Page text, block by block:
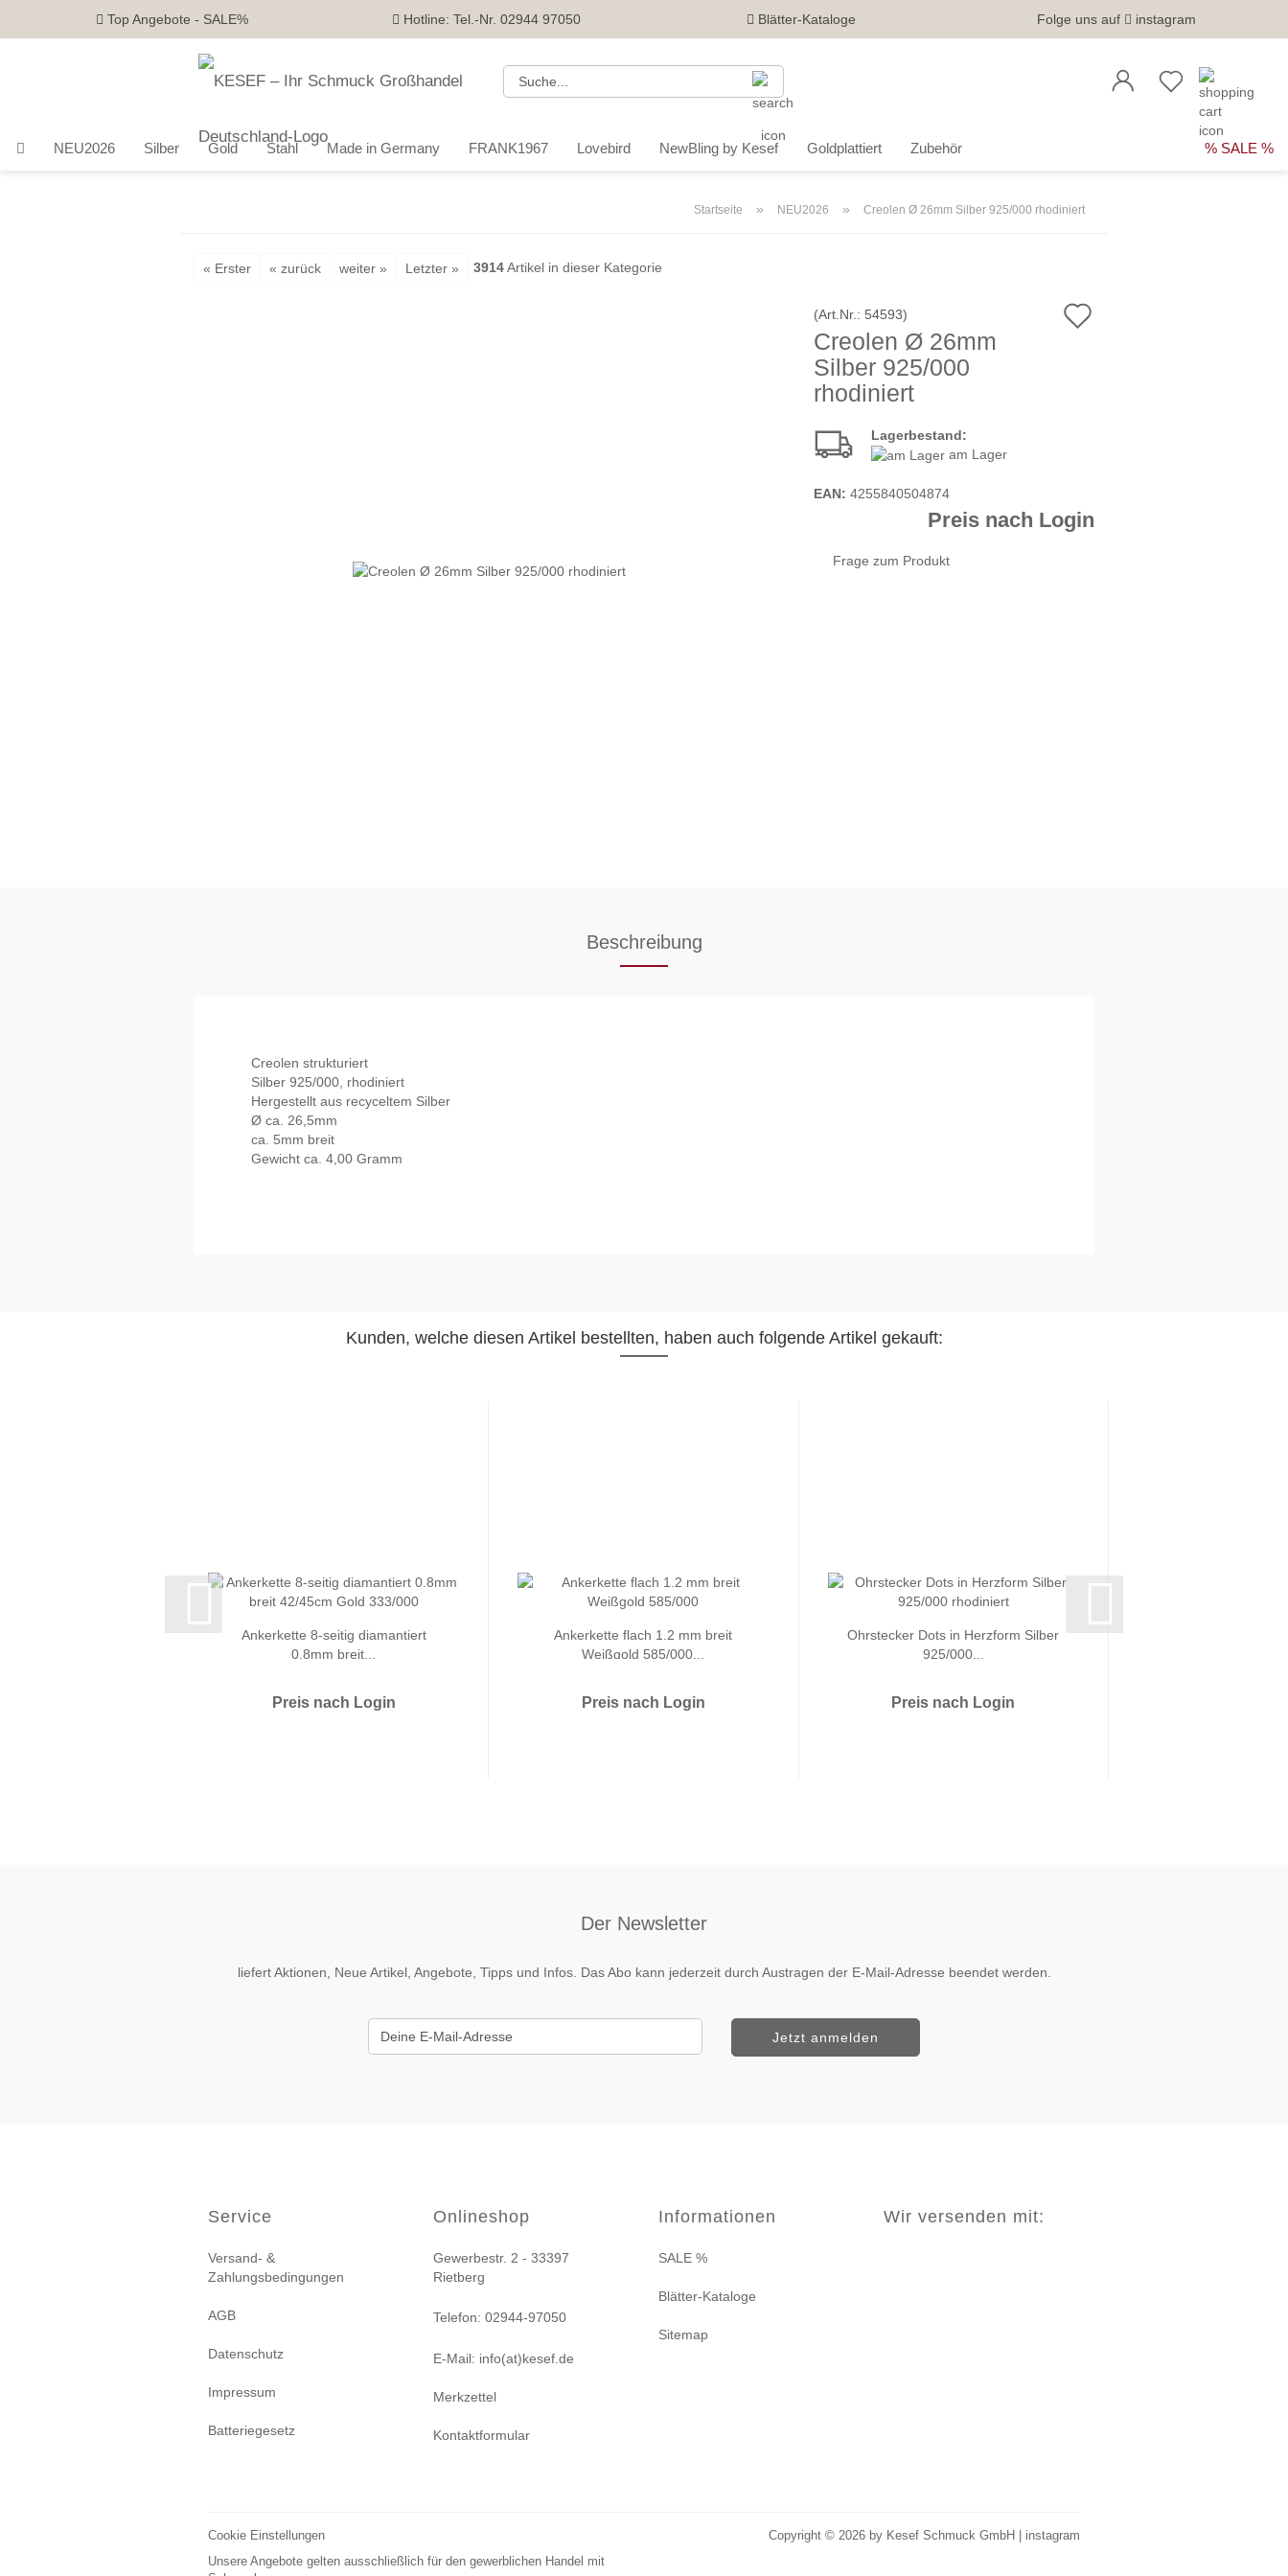
Top Angebote - SALE% Hotline: Tel.-Nr. 02944 97050 Blätter-Kataloge Folge uns auf instagram
NEU2026 Silber Gold Stahl Made in Germany FRANK1967 Lovebird NewBling by Kesef Goldplattiert Zubehör % SALE %
Startseite » NEU2026 » Creolen Ø 26mm Silber 925/000 rhodiniert
« Erster « zurück weiter » Letzter » 3914Artikel in dieser Kategorie
(Art.Nr.: 54593)
Creolen Ø 26mm
Silber 925/000
rhodiniert
Lagerbestand:
am Lager
EAN: 4255840504874
Preis nach Login
Frage zum Produkt
Beschreibung
Creolen strukturiert
Silber 925/000, rhodiniert
Hergestellt aus recyceltem Silber
Ø ca. 26,5mm
ca. 5mm breit
Gewicht ca. 4,00 Gramm
Kunden, welche diesen Artikel bestellten, haben auch folgende Artikel gekauft:
Ankerkette 8-seitig diamantiert
0.8mm breit...
Preis nach Login
Ankerkette flach 1.2 mm breit
Weißgold 585/000...
Preis nach Login
Ohrstecker Dots in Herzform Silber
925/000...
Preis nach Login
Der Newsletter
liefert Aktionen, Neue Artikel, Angebote, Tipps und Infos. Das Abo kann jederzeit durch Austragen der E-Mail-Adresse beendet werden.
Service
Versand- &
Zahlungsbedingungen
AGB
Datenschutz
Impressum
Batteriegesetz
Onlineshop
Gewerbestr. 2 - 33397
Rietberg
Telefon: 02944-97050
E-Mail: info(at)kesef.de
Merkzettel
Kontaktformular
Informationen
SALE %
Blätter-Kataloge
Sitemap
Wir versenden mit:
Cookie Einstellungen
Unsere Angebote gelten ausschließlich für den gewerblichen Handel mit
Copyright © 2026 by Kesef Schmuck GmbH | instagram